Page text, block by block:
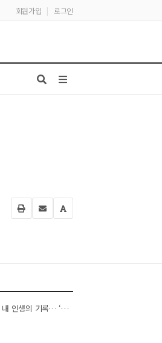
회원가입 | 로그인
시구절에 담아내는 내 인생의 기록… ‘시로 쓰는 자서전’